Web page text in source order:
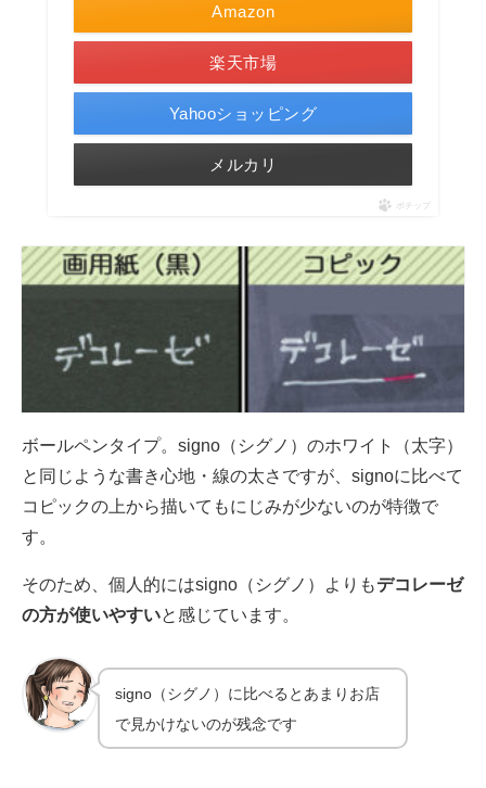
Amazon
楽天市場
Yahooショッピング
メルカリ
ポチップ
ボールペンタイプ。signo（シグノ）のホワイト（太字）
と同じような書き心地・線の太さですが、signoに比べて
コピックの上から描いてもにじみが少ないのが特徴で
す。
そのため、個人的にはsigno（シグノ）よりもデコレーゼ
の方が使いやすいと感じています。
signo（シグノ）に比べるとあまりお店
で見かけないのが残念です